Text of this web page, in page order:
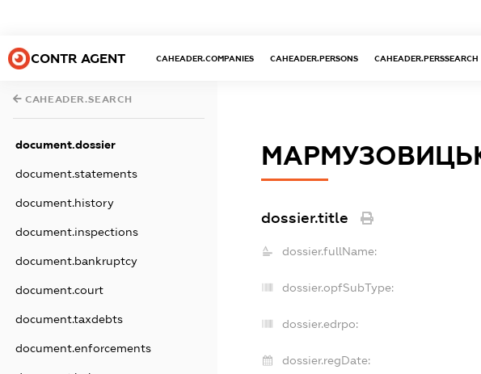
CONTR AGENT CAHEADER.COMPANIES CAHEADER.PERSONS CAHEADER.PERSSEARCH
CAHEADER.SEARCH
document.dossier
document.statements
document.history
document.inspections
document.bankruptcy
document.court
document.taxdebts
document.enforcements
dossier.title
dossier.fullName:
dossier.opfSubType:
dossier.edrpo:
dossier.regDate: